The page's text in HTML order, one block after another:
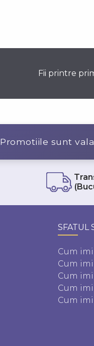
Fii printre
Promotiile sunt
SFATUL
Cum
Cum
Cum
Cum
Cum